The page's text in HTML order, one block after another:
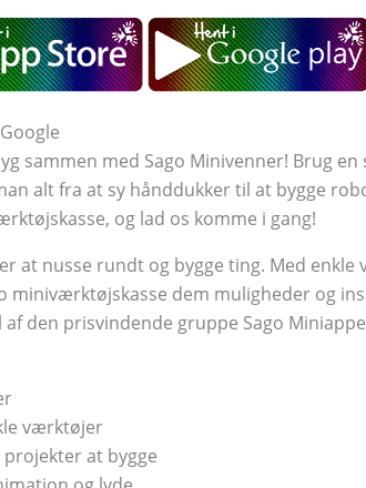
sammen med Sago Minivenner! Brug
alt fra at sy hånddukker til at bygge
og lad os komme i gang!
at nusse rundt og bygge ting. Med
miniværktøjskasse dem muligheder og
af den prisvindende gruppe Sago
værktøjer
projekter at bygge